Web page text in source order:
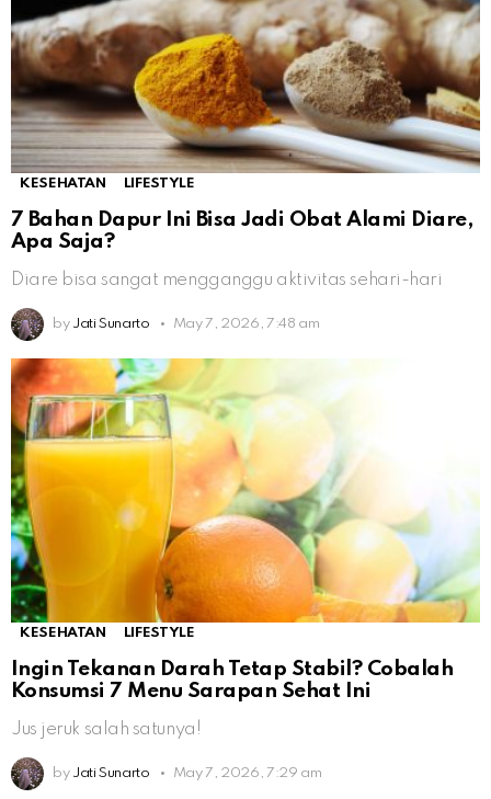
KESEHATAN LIFESTYLE
7 Bahan Dapur Ini Bisa Jadi Obat Alami Diare,
Apa Saja?
Diare bisa sangat mengganggu aktivitas sehari-hari
by Jati Sunarto May 7, 2026, 7:48 am
KESEHATAN LIFESTYLE
Ingin Tekanan Darah Tetap Stabil? Cobalah
Konsumsi 7 Menu Sarapan Sehat Ini
Jus jeruk salah satunya!
by Jati Sunarto May 7, 2026, 7:29 am